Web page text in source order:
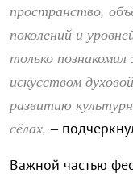
пространство,
поколений и
только
искусством
развитию
сёлах, –
Важной частью